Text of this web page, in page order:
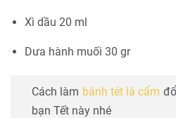
Xì dầu 20 ml
Dưa hành muối 30 gr
Cách làm bánh tét lá cẩm
bạn Tết này nhé